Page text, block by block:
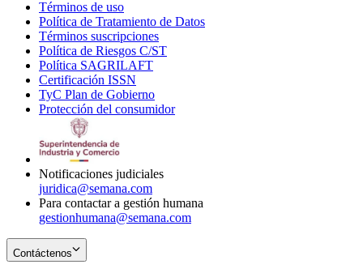
Términos de uso
in
new
window
Política de Tratamiento de Datos
Términos suscripciones
in
Política de Riesgos C/ST
Política SAGRILAFT
new
window
Certificación ISSN
in
new
TyC Plan de Gobierno
in
Protección del consumidorOpens
Notificaciones judiciales
juridica@semana.com
Para contactar a gestión humana
gestionhumana@semana.com
Contáctenos